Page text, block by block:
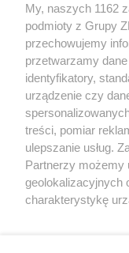
Żaden utwór
rozpowszechniany lub
tym także elektroniczny
eksploatacji w
Internecie bez pisemnej
wykorzystanie utworów
tzn. bez właściwej
ścigane prawnie.
My, naszych 1162
podmioty z Grupy
przechowujemy
przetwarzamy
identyfikatory,
urządzenie czy
treści, pomiar
ulepszanie usług.
Partnerzy możemy
geolokalizacyjnych
charakterystykę